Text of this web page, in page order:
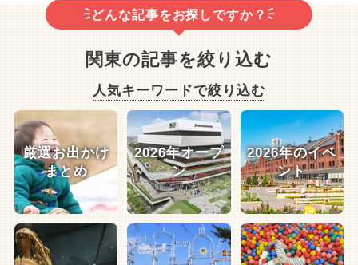
どんな記事をお探しですか？
関東の記事を絞り込む
人気キーワードで絞り込む
厳選お出かけ
まとめ
2026年オープ
ン
2026年のイベ
ント